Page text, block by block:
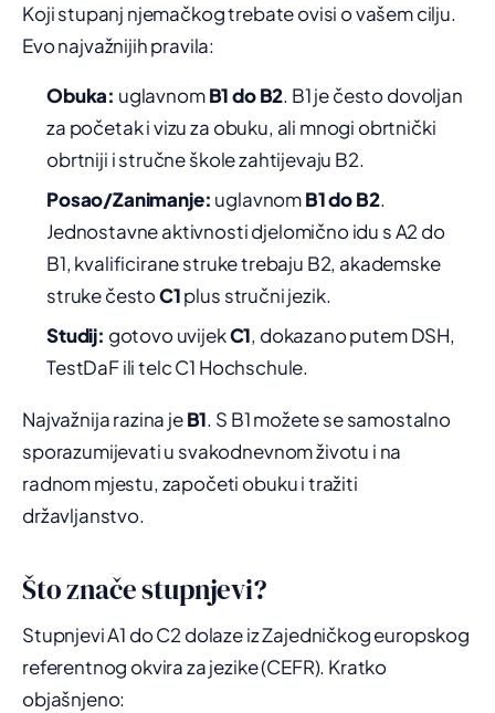
Koji stupanj njemačkog trebate ovisi o vašem cilju.
Evo najvažnijih pravila:
Obuka: uglavnomB1 do B2. B1 je često dovoljan
za početak i vizu za obuku, ali mnogi obrtnički
obrtniji i stručne škole zahtijevaju B2.
Posao/Zanimanje: uglavnomB1 do B2.
Jednostavne aktivnosti djelomično idu s A2 do
B1, kvalificirane struke trebaju B2, akademske
struke čestoC1plus stručni jezik.
Studij: gotovo uvijekC1, dokazano putem DSH,
TestDaF ili telc C1 Hochschule.
Najvažnija razina jeB1. S B1 možete se samostalno
sporazumijevati u svakodnevnom životu i na
radnom mjestu, započeti obuku i tražiti
državljanstvo.
Što znače stupnjevi?
Stupnjevi A1 do C2 dolaze iz Zajedničkog europskog
referentnog okvira za jezike (CEFR). Kratko
objašnjeno: